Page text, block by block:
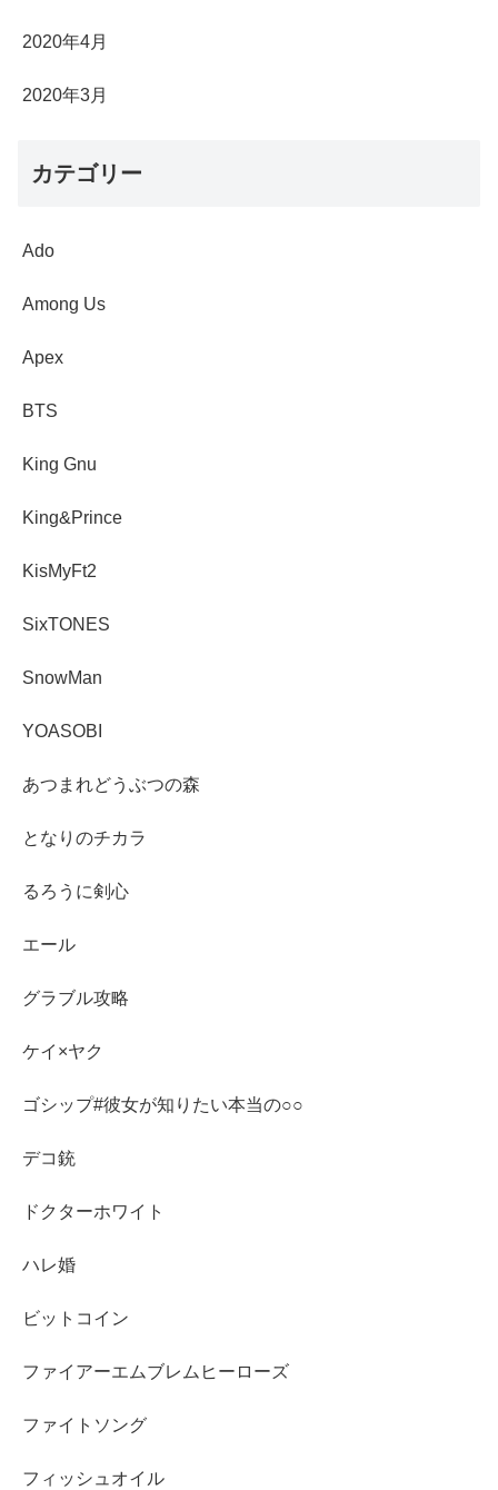
2020年4月
2020年3月
カテゴリー
Ado
Among Us
Apex
BTS
King Gnu
King&Prince
KisMyFt2
SixTONES
SnowMan
YOASOBI
あつまれどうぶつの森
となりのチカラ
るろうに剣心
エール
グラブル攻略
ケイ×ヤク
ゴシップ#彼女が知りたい本当の○○
デコ銃
ドクターホワイト
ハレ婚
ビットコイン
ファイアーエムブレムヒーローズ
ファイトソング
フィッシュオイル